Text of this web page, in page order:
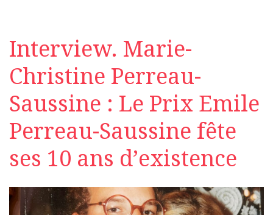
Interview. Marie-
Christine Perreau-
Saussine : Le Prix Emile
Perreau-Saussine fête
ses 10 ans d’existence